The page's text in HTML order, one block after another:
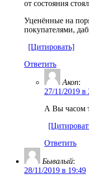
от состояния
Уценённые на
покупателями,
[Цитировать]
Ответить
Акоп:
27/11/2019 в
А Вы часом
Ответить
Бывалый:
28/11/2019 в 19:49